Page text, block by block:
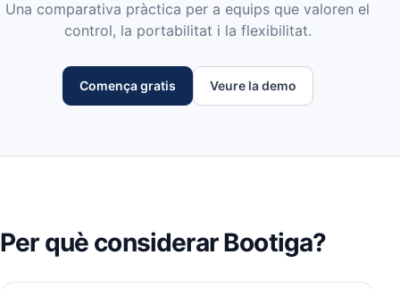
Una comparativa pràctica per a equips que valoren el
control, la portabilitat i la flexibilitat.
Comença gratis Veure la demo
Per què considerar Bootiga?